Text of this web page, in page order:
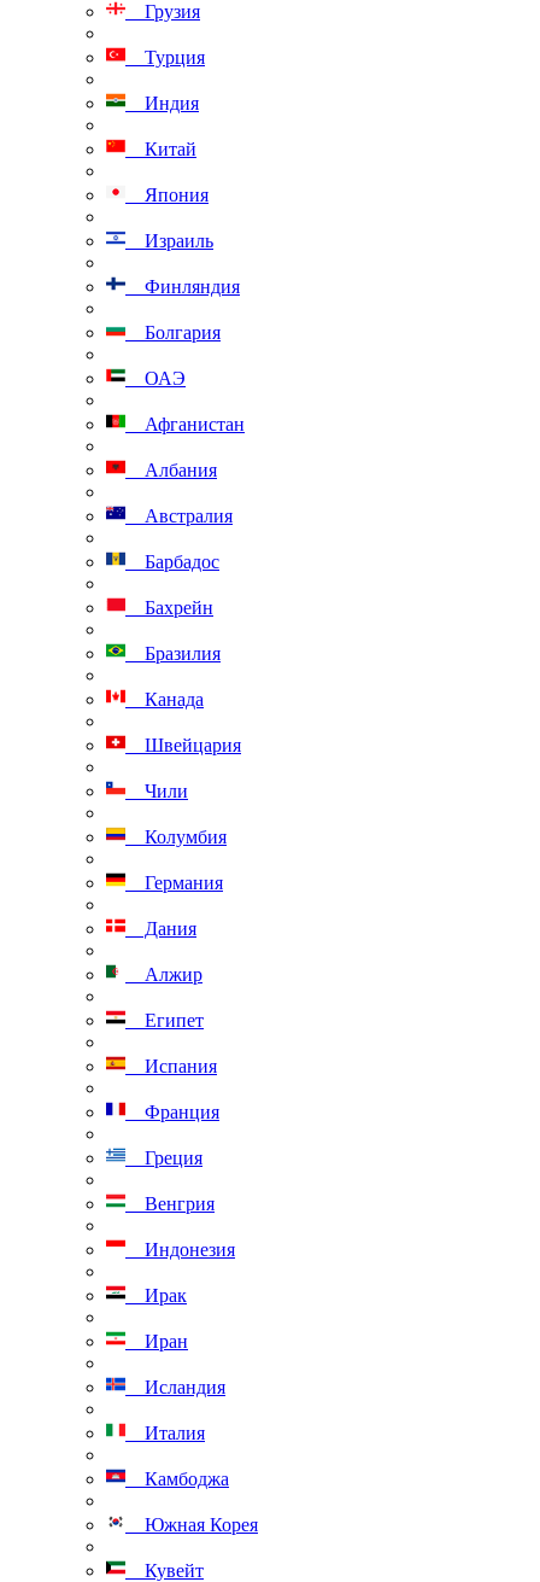
Грузия
Турция
Индия
Китай
Япония
Израиль
Финляндия
Болгария
ОАЭ
Афганистан
Албания
Австралия
Барбадос
Бахрейн
Бразилия
Канада
Швейцария
Чили
Колумбия
Германия
Дания
Алжир
Египет
Испания
Франция
Греция
Венгрия
Индонезия
Ирак
Иран
Исландия
Италия
Камбоджа
Южная Корея
Кувейт